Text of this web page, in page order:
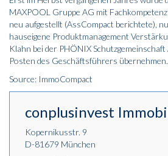
MAXPOOL Gruppe AG mit
neu aufgestellt (AssCompact berichtete),
hauseigene Produktmanagement
Klahn bei der PHÖNIX
Posten des Geschäftsführers übernehmen.
Source: ImmoCompact
conplusinvest
Kopernikusstr. 9
D-81679 München